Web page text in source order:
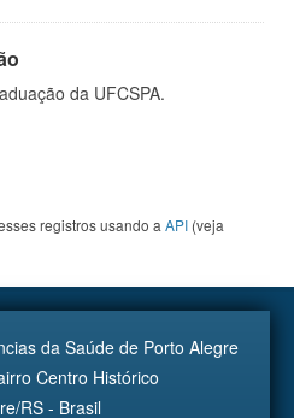
da UFCSPA.
registros usando a API (veja
da Saúde de Porto Alegre
Centro Histórico
RS - Brasil